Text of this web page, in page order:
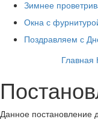
Зимнее
Окна с
Поздравляем с
Главная
Данное постановление